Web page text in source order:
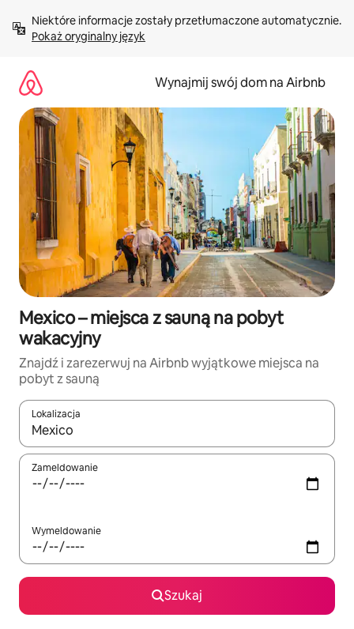
treści Pokaż oryginalny język
Wynajmij swój dom na Airbnb
Mexico – miejsca z sauną na pobyt
wakacyjny
Znajdź i zarezerwuj na Airbnb wyjątkowe miejsca na
pobyt z sauną
Lokalizacja
Gdy wyniki będą dostępne, możesz poruszać się po nich za
Zameldowanie
Wymeldowanie
Szukaj